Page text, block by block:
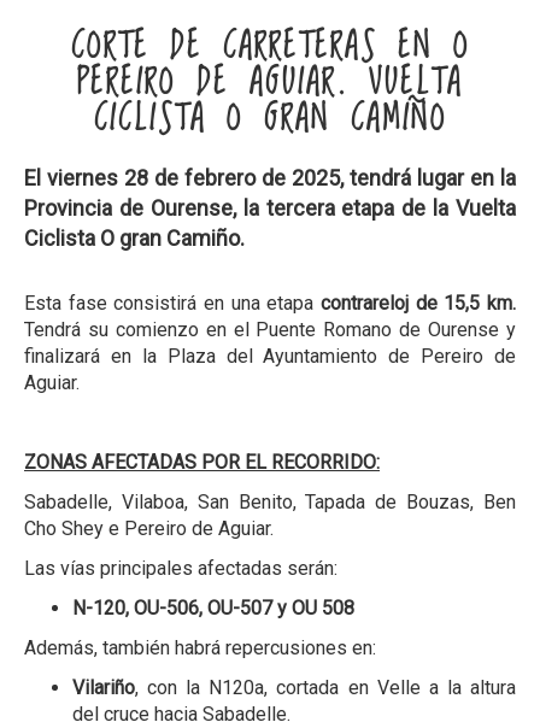
CORTE DE CARRETERAS EN O
PEREIRO DE AGUIAR. VUELTA
CICLISTA O GRAN CAMIÑO
El viernes 28 de febrero de 2025, tendrá lugar en la
Provincia de Ourense, la tercera etapa de la Vuelta
Ciclista O gran Camiño.
Esta fase consistirá en una etapa contrareloj de 15,5 km.
Tendrá su comienzo en el Puente Romano de Ourense y
finalizará en la Plaza del Ayuntamiento de Pereiro de
Aguiar.
ZONAS AFECTADAS POR EL RECORRIDO:
Sabadelle, Vilaboa, San Benito, Tapada de Bouzas, Ben
Cho Shey e Pereiro de Aguiar.
Las vías principales afectadas serán:
N-120, OU-506, OU-507 y OU 508
Además, también habrá repercusiones en:
Vilariño, con la N120a, cortada en Velle a la altura
del cruce hacia Sabadelle.